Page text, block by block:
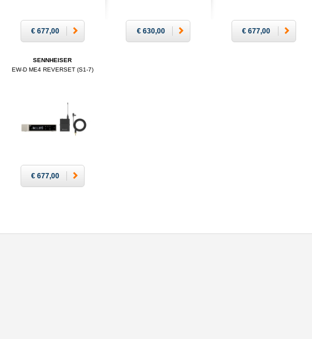
€ 677,00 € 630,00 € 677,00
SENNHEISER
EW-D ME4 REVERSET (S1-7)
€ 677,00